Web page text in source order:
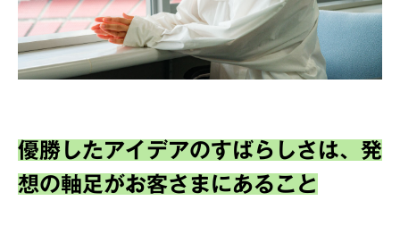
優勝したアイデアのすばらしさは、発
想の軸足がお客さまにあること